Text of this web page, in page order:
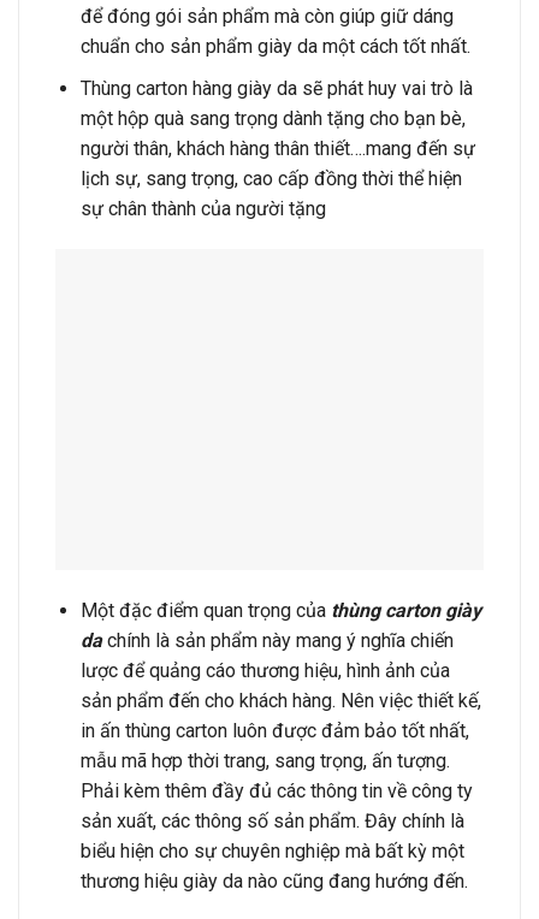
để đóng gói sản phẩm mà còn giúp giữ dáng
chuẩn cho sản phẩm giày da một cách tốt nhất.
Thùng carton hàng giày da sẽ phát huy vai trò là
một hộp quà sang trọng dành tặng cho bạn bè,
người thân, khách hàng thân thiết….mang đến sự
lịch sự, sang trọng, cao cấp đồng thời thể hiện
sự chân thành của người tặng
Một đặc điểm quan trọng của thùng carton giày
dachính là sản phẩm này mang ý nghĩa chiến
lược để quảng cáo thương hiệu, hình ảnh của
sản phẩm đến cho khách hàng. Nên việc thiết kế,
in ấn thùng carton luôn được đảm bảo tốt nhất,
mẫu mã hợp thời trang, sang trọng, ấn tượng.
Phải kèm thêm đầy đủ các thông tin về công ty
sản xuất, các thông số sản phẩm. Đây chính là
biểu hiện cho sự chuyên nghiệp mà bất kỳ một
thương hiệu giày da nào cũng đang hướng đến.